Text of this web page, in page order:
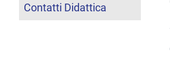
Contatti Didattica